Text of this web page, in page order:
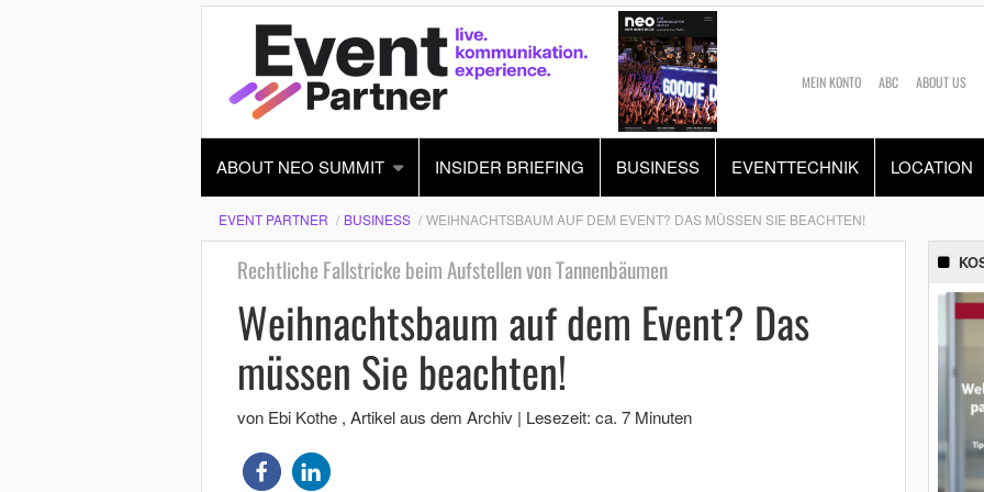
MEIN KONTO ABC ABOUT US
ABOUT NEO SUMMIT INSIDER BRIEFING BUSINESS EVENTTECHNIK LOCATION
EVENT PARTNER BUSINESS WEIHNACHTSBAUM AUF DEM EVENT? DAS MÜSSEN SIE BEACHTEN!
Rechtliche Fallstricke beim Aufstellen von Tannenbäumen
Weihnachtsbaum auf dem Event? Das
müssen Sie beachten!
von Ebi Kothe , Artikel aus dem Archiv| Lesezeit: ca. 7 Minuten